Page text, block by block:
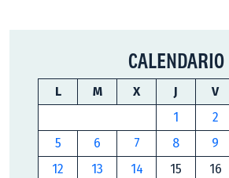
CALENDARIO
L M X J V
1
2
5
6 7 8 9
12
13 14 15 16